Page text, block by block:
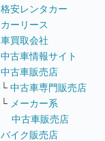
格安レンタカー
カーリース
車買取会社
中古車情報サイト
中古車販売店
└ 中古車専門販売店
└ メーカー系
中古車販売店
バイク販売店